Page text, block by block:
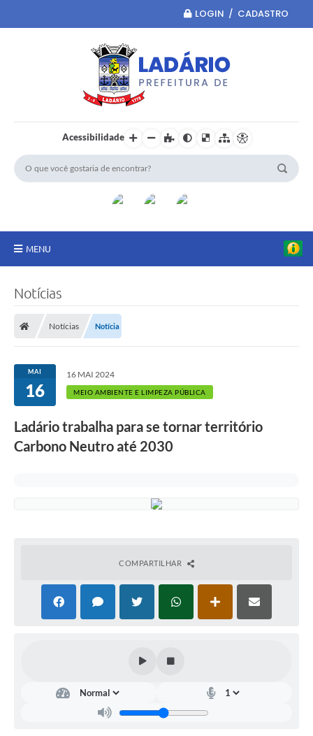
LOGIN / CADASTRO
Acessibilidade
MENU
LICITAÇÕES E CONTRATOS
Secretarias
Leis e Decretos
Cultura
Nossa Cidade
Galeria de Fotos
Telefones Úteis
Notícias
Notícias Notícia
MAI
16
16 MAI 2024
MEIO AMBIENTE E LIMPEZA PÚBLICA
Ladário trabalha para se tornar território
Carbono Neutro até 2030
COMPARTILHAR